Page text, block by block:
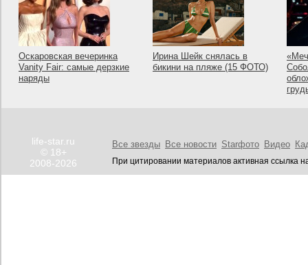
Оскаровская вечеринка
Vanity Fair: самые дерзкие
наряды
Ирина Шейк снялась в
бикини на пляже (15 ФОТО)
life-star.ru
© 18+
2008-2026
Все звезды Все новости Starфото Видео
При цитировании материалов активная ссылка